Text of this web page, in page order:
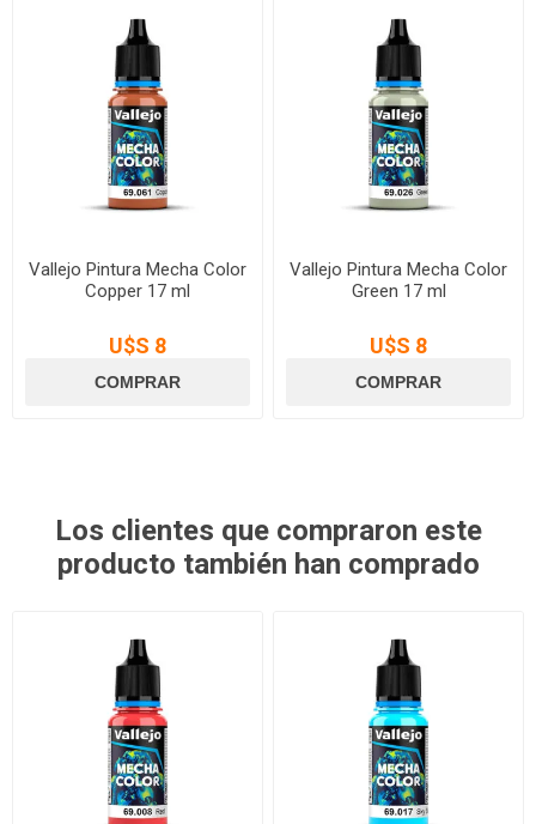
Vallejo Pintura Mecha Color
Copper 17 ml
U$S 8
Vallejo Pintura Mecha Color
Green 17 ml
U$S 8
Los clientes que compraron este
producto también han comprado